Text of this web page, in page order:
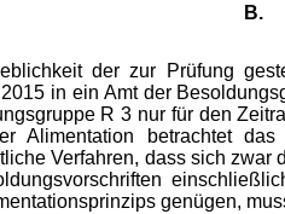
B.
der zur Prüfung
in ein Amt der
R 3 nur für den
Alimentation betrachtet
Verfahren, dass sich
genügen,